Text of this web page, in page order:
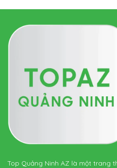
Top Quảng Ninh AZ là một trang